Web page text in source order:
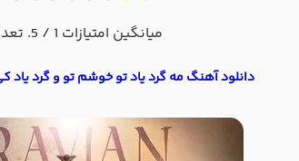
میانگین امتیازات 1 / 5. تعداد آرا:
دانلود آهنگ مه گرد یاد تو خوشم تو و گرد